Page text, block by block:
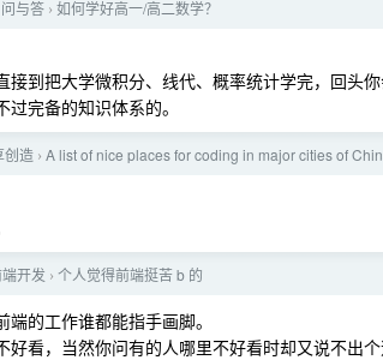
问与答 › 如何学好高一/高二数学？
到把大学微积分、线代、概率统计学完，回头你
完备的知识体系的。
创造 › A list of nice places for coding in major cities of
开发 › 个人觉得前端挺苦 b 的
的工作谁都能指手画脚。
看，当然你问有的人哪里不好看时却又说不出个